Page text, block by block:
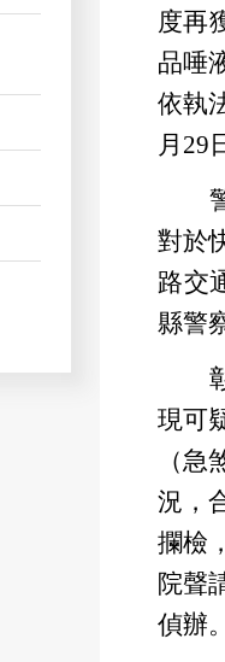
度再
品唾
依執
月29
對於
路交
縣警
現可
（
況，
攔檢
院聲
偵辦。